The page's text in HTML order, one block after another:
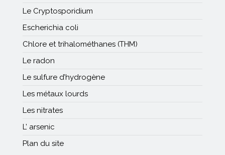
Le Cryptosporidium
Escherichia coli
Chlore et trihalométhanes (THM)
Le radon
Le sulfure d’hydrogène
Les métaux lourds
Les nitrates
L’ arsenic
Plan du site